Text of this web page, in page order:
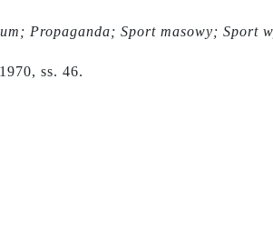
Propaganda; Sport masowy; Sport
ss. 46.